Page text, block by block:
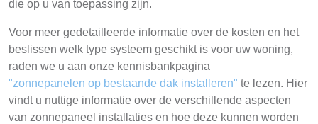
die op u van toepassing zijn.
Voor meer gedetailleerde informatie over de kosten en het
beslissen welk type systeem geschikt is voor uw woning,
raden we u aan onze kennisbankpagina
"zonnepanelen op bestaande dak installeren" te lezen. Hier
vindt u nuttige informatie over de verschillende aspecten
van zonnepaneel installaties en hoe deze kunnen worden